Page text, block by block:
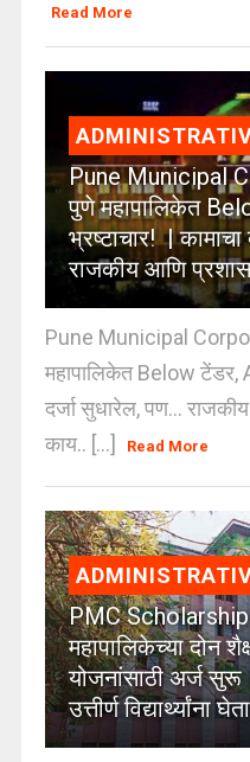
Read More
Pune Municipal
पुणे महापालिकेत
भ्रष्टाचार! |
राजकीय आणि
Pune Municipal
महापालिकेत Below टेंडर,
दर्जा सुधारेल, पण…
काय.. [...]
Read More
PMC
महापालिकेच्या दोन
योजनांसाठी अर्ज
उत्तीर्ण विद्यार्थ्यांना